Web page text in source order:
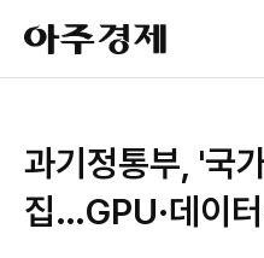
아
주
경
과기정통부, '국
집…GPU·데이